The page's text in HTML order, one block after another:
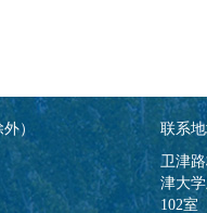
）
联系
卫津
津大
102室